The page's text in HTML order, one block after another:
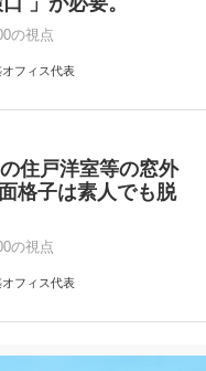
の視点
フィス代表
住戸洋室等の窓外
格子は素人でも脱
の視点
フィス代表